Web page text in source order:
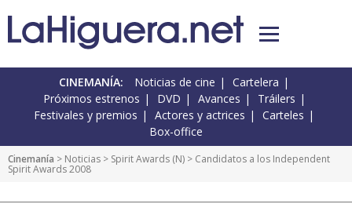
CINEMANÍA: Noticias de cine
Cartelera
Próximos estrenos
DVD Avances
Tráilers
Festivales y premios
Actores y actrices
Carteles
Box-office
Cinemanía > Noticias > Spirit Awards (N) > Candidatos a los Independent
Spirit Awards 2008